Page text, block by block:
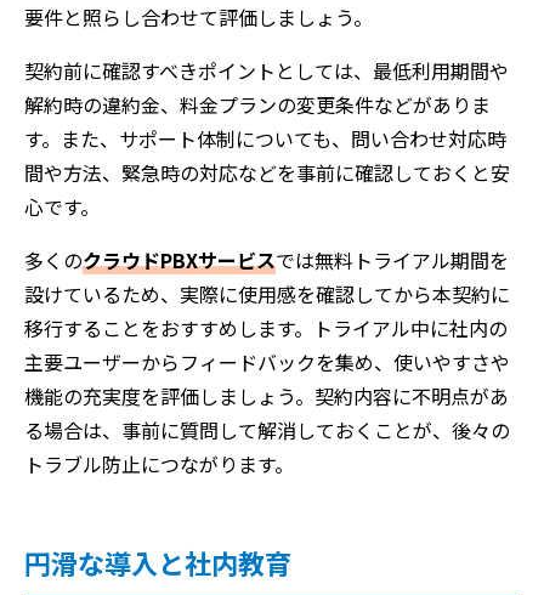
要件と照らし合わせて評価しましょう。
契約前に確認すべきポイントとしては、最低利用期間や
解約時の違約金、料金プランの変更条件などがありま
す。また、サポート体制についても、問い合わせ対応時
間や方法、緊急時の対応などを事前に確認しておくと安
心です。
多くのクラウドPBXサービスでは無料トライアル期間を
設けているため、実際に使用感を確認してから本契約に
移行することをおすすめします。トライアル中に社内の
主要ユーザーからフィードバックを集め、使いやすさや
機能の充実度を評価しましょう。契約内容に不明点があ
る場合は、事前に質問して解消しておくことが、後々の
トラブル防止につながります。
円滑な導入と社内教育